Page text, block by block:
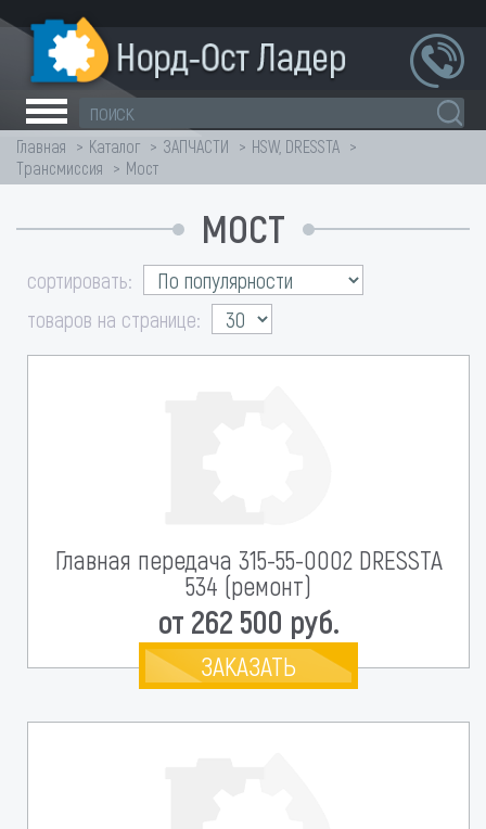
Главная Каталог ЗАПЧАСТИ
HSW, DRESSTA
Трансмиссия
Мост
МОСТ
сортировать:
товаров на странице:
Главная передача 315-55-0002 DRESSTA
534 (ремонт)
от 262 500 руб.
ЗАКАЗАТЬ